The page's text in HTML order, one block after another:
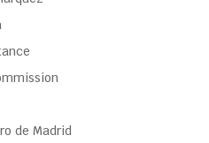
de Madrid